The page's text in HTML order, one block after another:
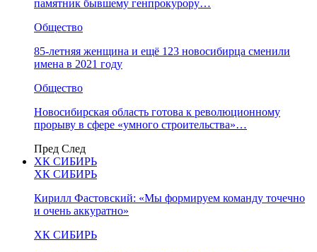
памятник бывшему генпрокурору…
Общество
85-летняя женщина и ещё 123 новосибирца сменили
имена в 2021 году
Общество
Новосибирская область готова к революционному
прорыву в сфере «умного строительства»…
Пред След
ХК СИБИРЬ
ХК СИБИРЬ
Кирилл Фастовский: «Мы формируем команду точечно
и очень аккуратно»
ХК СИБИРЬ